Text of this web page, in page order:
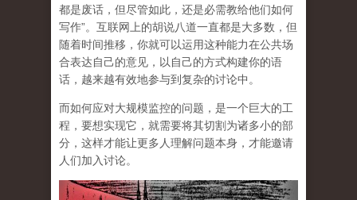
都是废话，但尽管如此，还是必需教给他们如何
写作”。互联网上的胡说八道一直都是大多数，但
随着时间推移，你就可以运用这种能力在公共场
合表达自己的意见，以自己的方式构建你的语
话，越来越有效地参与到复杂的讨论中。
而如何应对大规模监控的问题，是一个巨大的工
程，要想实现它，就需要将其切割为诸多小的部
分，这样才能让更多人理解问题本身，才能邀请
人们加入讨论。